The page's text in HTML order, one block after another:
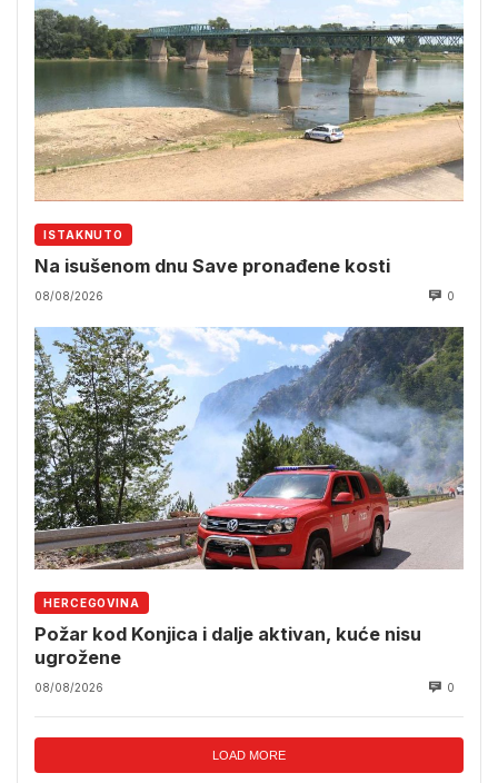
ISTAKNUTO
Na isušenom dnu Save pronađene kosti
08/08/2026 0
HERCEGOVINA
Požar kod Konjica i dalje aktivan, kuće nisu
ugrožene
08/08/2026 0
LOAD MORE